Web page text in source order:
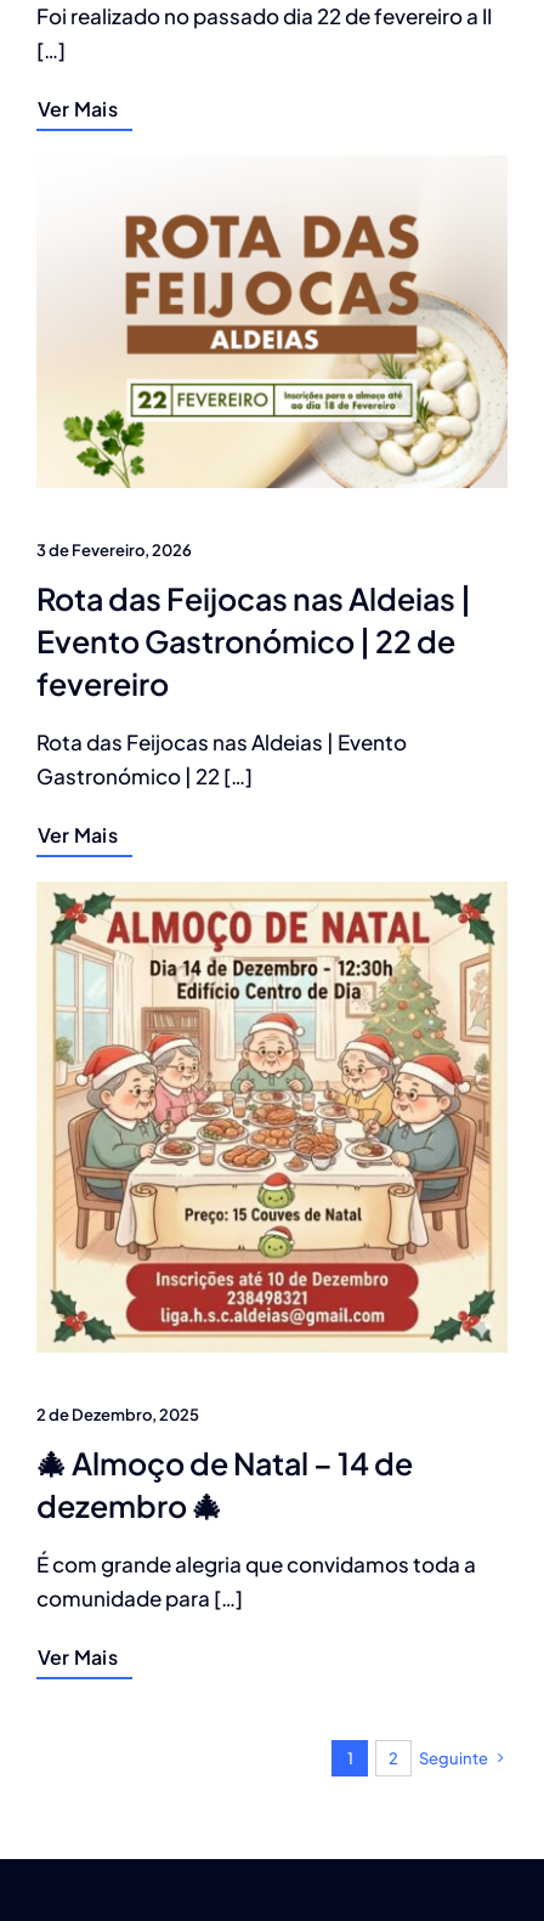
Foi realizado no passado dia 22 de fevereiro a II
[…]
Ver Mais
3 de Fevereiro, 2026
Rota das Feijocas nas Aldeias |
Evento Gastronómico | 22 de
fevereiro
Rota das Feijocas nas Aldeias | Evento
Gastronómico | 22 […]
Ver Mais
2 de Dezembro, 2025
🎄 Almoço de Natal – 14 de
dezembro 🎄
É com grande alegria que convidamos toda a
comunidade para […]
Ver Mais
1 2 Seguinte